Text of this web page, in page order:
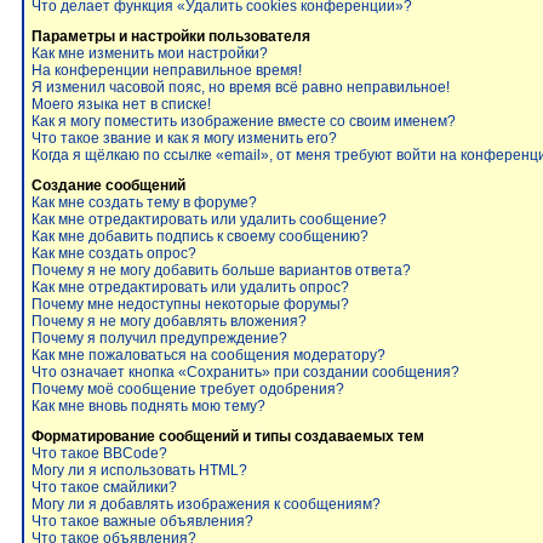
Что делает функция «Удалить cookies конференции»?
Параметры и настройки пользователя
Как мне изменить мои настройки?
На конференции неправильное время!
Я изменил часовой пояс, но время всё равно неправильное!
Моего языка нет в списке!
Как я могу поместить изображение вместе со своим именем?
Что такое звание и как я могу изменить его?
Когда я щёлкаю по ссылке «email», от меня требуют войти на
Создание сообщений
Как мне создать тему в форуме?
Как мне отредактировать или удалить сообщение?
Как мне добавить подпись к своему сообщению?
Как мне создать опрос?
Почему я не могу добавить больше вариантов ответа?
Как мне отредактировать или удалить опрос?
Почему мне недоступны некоторые форумы?
Почему я не могу добавлять вложения?
Почему я получил предупреждение?
Как мне пожаловаться на сообщения модератору?
Что означает кнопка «Сохранить» при создании сообщения?
Почему моё сообщение требует одобрения?
Как мне вновь поднять мою тему?
Форматирование сообщений и типы создаваемых тем
Что такое BBCode?
Могу ли я использовать HTML?
Что такое смайлики?
Могу ли я добавлять изображения к сообщениям?
Что такое важные объявления?
Что такое объявления?